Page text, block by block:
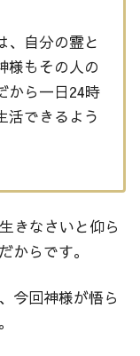
、自分の霊と
様もその人の
から一日24時
活できるよう
きなさいと仰ら
からです。
今回神様が悟ら